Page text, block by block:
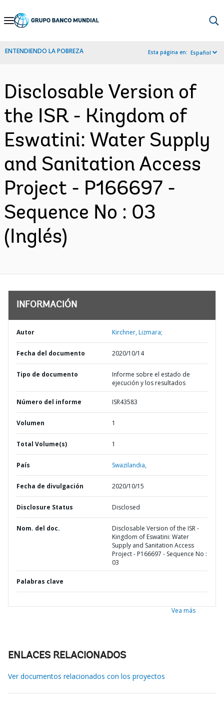
Skip
Navigation
ENTENDIENDO LA POBREZA Esta página en: Español
Disclosable Version of
the ISR - Kingdom of
Eswatini: Water Supply
and Sanitation Access
Project - P166697 -
Sequence No : 03
(Inglés)
INFORMACIÓN
Autor Kirchner, Lizmara;
Fecha del documento 2020/10/14
Tipo de documento
Informe sobre el estado de
ejecución y los resultados
Número del informe ISR43583
Volumen 1
Total Volume(s) 1
País Swazilandia,
Fecha de divulgación 2020/10/15
Disclosure Status Disclosed
Nom. del doc.
Disclosable Version of the ISR -
Kingdom of Eswatini: Water
Supply and Sanitation Access
Project - P166697 - Sequence No :
03
Palabras clave
Vea más
ENLACES RELACIONADOS
Ver documentos relacionados con los proyectos